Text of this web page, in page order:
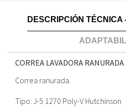
DESCRIPCIÓN TÉCNICA
CORREA LAVADORA
Correa ranurada.
Tipo: J-5 1270 Poly-V Hutchinson